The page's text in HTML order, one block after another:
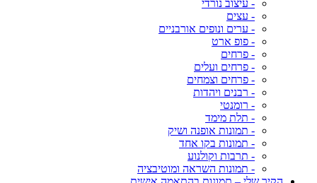
- עיצוב נורדי
- עצים
- ערים ונופים אורבניים
- פופ ארט
- פרחים
- פרחים ועלים
- פרחים וצמחים
- רבנים ויהדות
- רומנטי
- תלת מימד
- תמונות אופנה ושיק
- תמונות בקו אחד
- תרבות וקולנוע
- תמונות השראה ומוטיבציה